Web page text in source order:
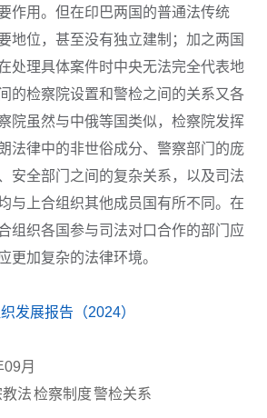
作用。但在印巴两国的普通法传统
地位，甚至没有独立建制；加之两国
处理具体案件时中央无法完全代表地
的检察院设置和警检之间的关系又各
院虽然与中俄等国类似，检察院发挥
法律中的非世俗成分、警察部门的庞
安全部门之间的复杂关系，以及司法
与上合组织其他成员国有所不同。在
组织各国参与司法对口合作的部门应
更加复杂的法律环境。
发展报告（2024）
月
教法 检察制度警检关系